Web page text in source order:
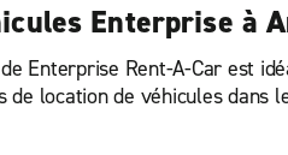
Enterprise à
Enterprise Rent-A-Car est
de location de véhicules dans